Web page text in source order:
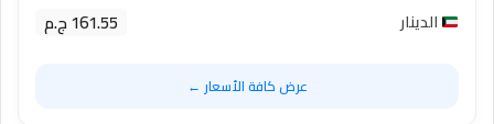
الدينار 161.55 ج.م
عرض كافة الأسعار ←